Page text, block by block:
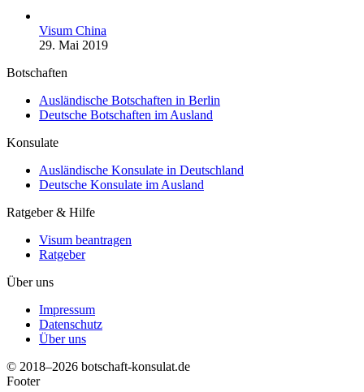
Visum China
29. Mai 2019
Botschaften
Ausländische Botschaften in Berlin
Deutsche Botschaften im Ausland
Konsulate
Ausländische Konsulate in Deutschland
Deutsche Konsulate im Ausland
Ratgeber & Hilfe
Visum beantragen
Ratgeber
Über uns
Impressum
Datenschutz
Über uns
© 2018–2026 botschaft-konsulat.de
Footer